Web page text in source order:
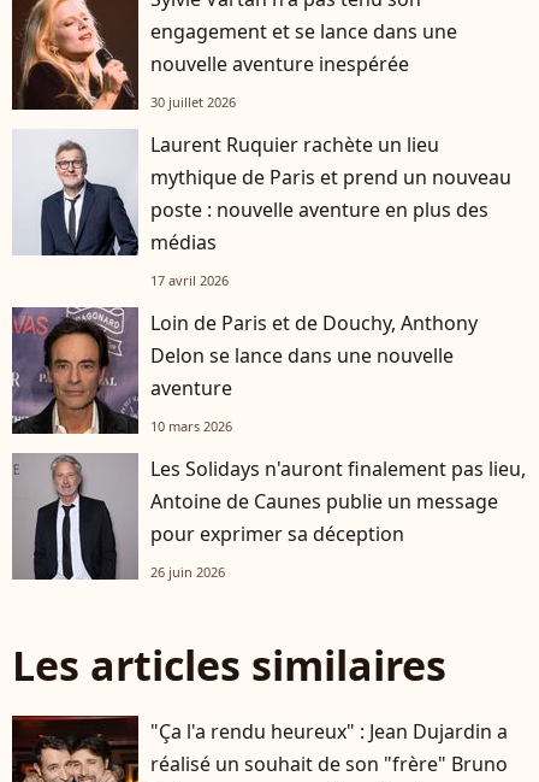
engagement et se lance dans une
nouvelle aventure inespérée
30 juillet 2026
Laurent Ruquier rachète un lieu
mythique de Paris et prend un nouveau
poste : nouvelle aventure en plus des
médias
17 avril 2026
Loin de Paris et de Douchy, Anthony
Delon se lance dans une nouvelle
aventure
10 mars 2026
Les Solidays n'auront finalement pas lieu,
Antoine de Caunes publie un message
pour exprimer sa déception
26 juin 2026
Les articles similaires
"Ça l'a rendu heureux" : Jean Dujardin a
réalisé un souhait de son "frère" Bruno